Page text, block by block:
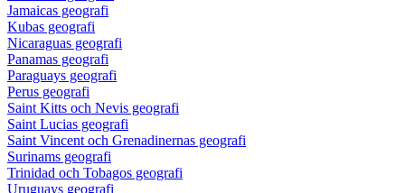
Jamaicas geografi
Kubas geografi
Nicaraguas geografi
Panamas geografi
Paraguays geografi
Perus geografi
Saint Kitts och Nevis geografi
Saint Lucias geografi
Saint Vincent och Grenadinernas geografi
Surinams geografi
Trinidad och Tobagos geografi
Uruguays geografi